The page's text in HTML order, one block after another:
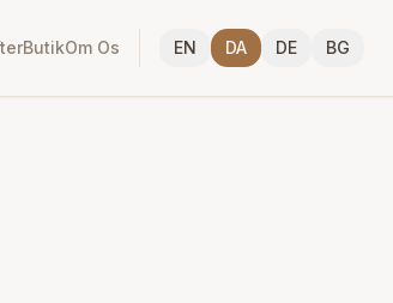
ButikOm Os EN DA DE BG